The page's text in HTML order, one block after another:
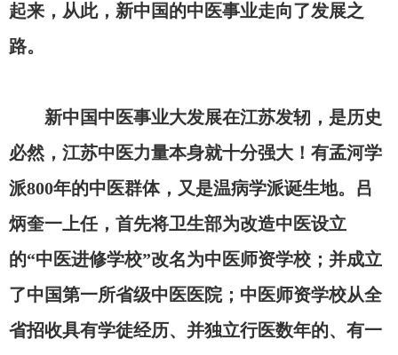
起来，从此，新中国的中医事业走向了发展之
路。
新中国中医事业大发展在江苏发轫，是历史
必然，江苏中医力量本身就十分强大！有孟河学
派800年的中医群体，又是温病学派诞生地。吕
炳奎一上任，首先将卫生部为改造中医设立
的“中医进修学校”改名为中医师资学校；并成立
了中国第一所省级中医医院；中医师资学校从全
省招收具有学徒经历、并独立行医数年的、有一